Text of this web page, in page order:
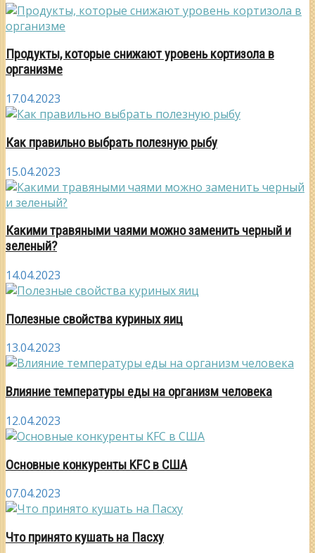
Продукты, которые снижают уровень кортизола в
организме
17.04.2023
Как правильно выбрать полезную рыбу
15.04.2023
Какими травяными чаями можно заменить черный и
зеленый?
14.04.2023
Полезные свойства куриных яиц
13.04.2023
Влияние температуры еды на организм человека
12.04.2023
Основные конкуренты KFC в США
07.04.2023
Что принято кушать на Пасху